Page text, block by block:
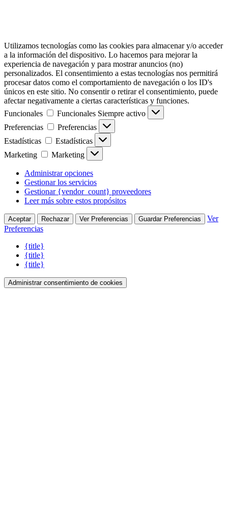
Utilizamos tecnologías como las cookies para almacenar y/o acceder
a la información del dispositivo. Lo hacemos para mejorar la
experiencia de navegación y para mostrar anuncios (no)
personalizados. El consentimiento a estas tecnologías nos permitirá
procesar datos como el comportamiento de navegación o los ID's
únicos en este sitio. No consentir o retirar el consentimiento, puede
afectar negativamente a ciertas características y funciones.
Funcionales
Funcionales Siempre activo
Preferencias
Preferencias
Estadísticas
Estadísticas
Marketing
Marketing
Administrar opciones
Gestionar los servicios
Gestionar {vendor_count} proveedores
Leer más sobre estos propósitos
Aceptar Rechazar Ver Preferencias Guardar Preferencias
Ver
Preferencias
{title}
{title}
{title}
Administrar consentimiento de cookies